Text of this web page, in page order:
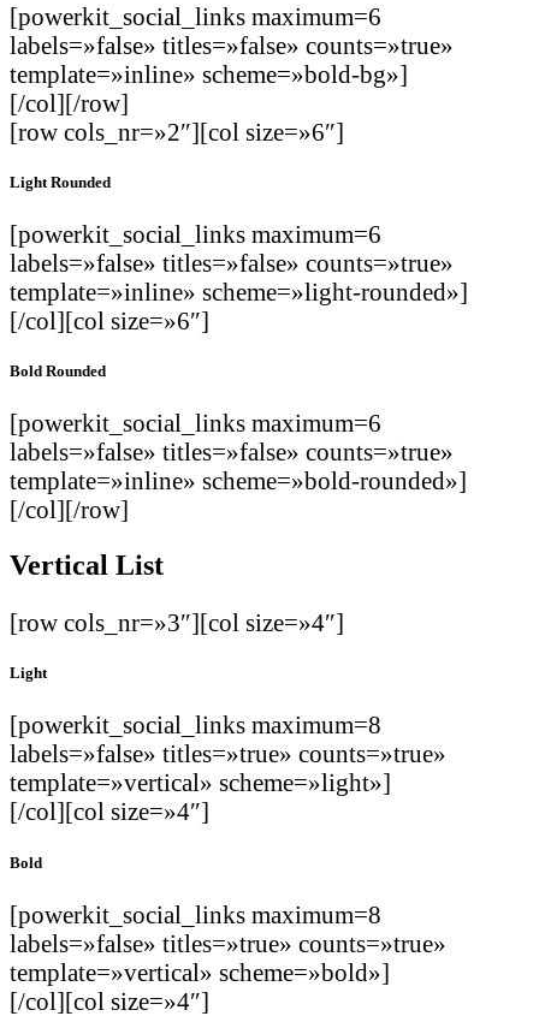
[powerkit_social_links maximum=6
labels=»false» titles=»false» counts=»true»
template=»inline» scheme=»bold-bg»]
[/col][/row]
[row cols_nr=»2″][col size=»6″]
Light Rounded
[powerkit_social_links maximum=6
labels=»false» titles=»false» counts=»true»
template=»inline» scheme=»light-rounded»]
[/col][col size=»6″]
Bold Rounded
[powerkit_social_links maximum=6
labels=»false» titles=»false» counts=»true»
template=»inline» scheme=»bold-rounded»]
[/col][/row]
Vertical List
[row cols_nr=»3″][col size=»4″]
Light
[powerkit_social_links maximum=8
labels=»false» titles=»true» counts=»true»
template=»vertical» scheme=»light»]
[/col][col size=»4″]
Bold
[powerkit_social_links maximum=8
labels=»false» titles=»true» counts=»true»
template=»vertical» scheme=»bold»]
[/col][col size=»4″]